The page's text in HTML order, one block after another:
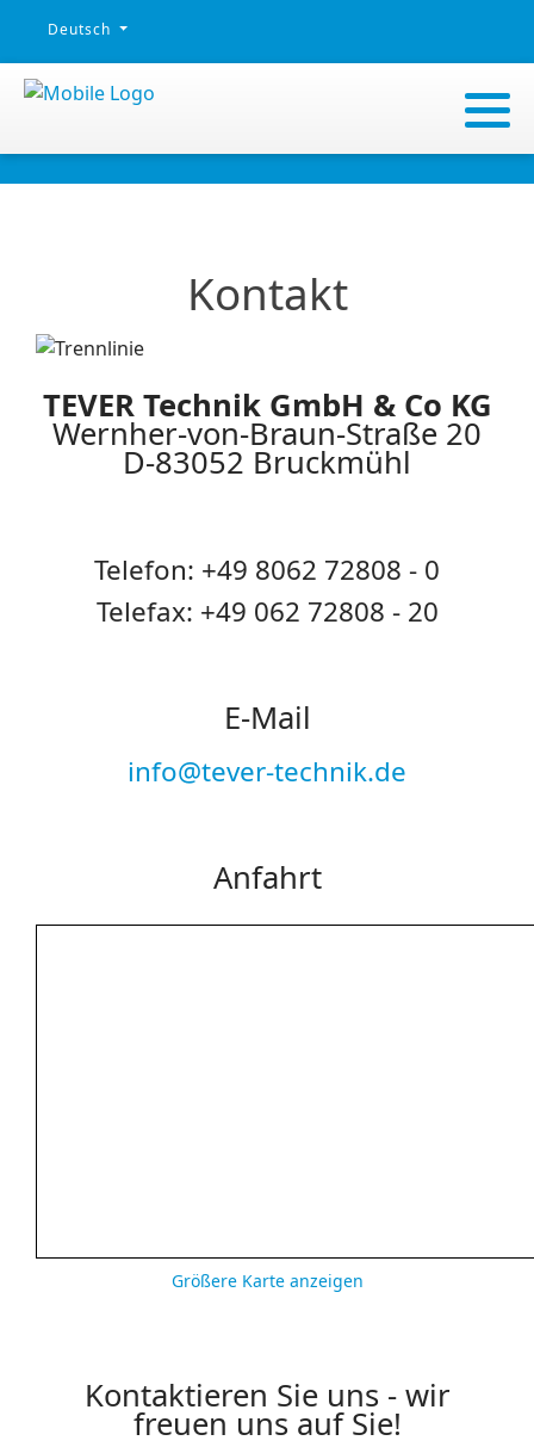
Sprache auswählen
Deutsch
Kontakt
TEVER Technik GmbH & Co KG
Wernher-von-Braun-Straße 20
D-83052 Bruckmühl
Telefon: +49 8062 72808 - 0
Telefax: +49 062 72808 - 20
E-Mail
info@tever-technik.de
Anfahrt
Größere Karte anzeigen
Kontaktieren Sie uns - wir
freuen uns auf Sie!